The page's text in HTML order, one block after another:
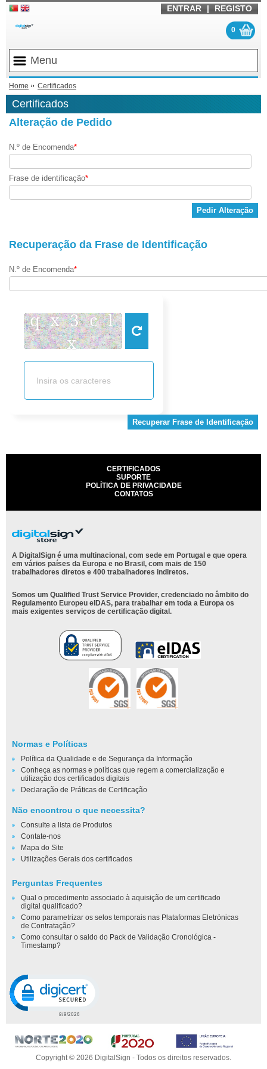
0
ENTRAR | REGISTO
Menu
Home Certificados
Certificados
Alteração de Pedido
N.º de Encomenda*
Frase de identificação*
Pedir Alteração
Recuperação da Frase de Identificação
N.º de Encomenda*
q x 3 c l
x
Recuperar Frase de Identificação
CERTIFICADOS
SUPORTE
POLÍTICA DE PRIVACIDADE
CONTATOS
A DigitalSign é uma multinacional, com sede em Portugal e que opera
em vários países da Europa e no Brasil, com mais de 150
trabalhadores diretos e 400 trabalhadores indiretos.
Somos um Qualified Trust Service Provider, credenciado no âmbito do
Regulamento Europeu eIDAS, para trabalhar em toda a Europa os
mais exigentes serviços de certificação digital.
Normas e Políticas
Política da Qualidade e de Segurança da Informação
Conheça as normas e políticas que regem a comercialização e
utilização dos certificados digitais
Declaração de Práticas de Certificação
Não encontrou o que necessita?
Consulte a lista de Produtos
Contate-nos
Mapa do Site
Utilizações Gerais dos certificados
Perguntas Frequentes
Qual o procedimento associado à aquisição de um certificado
digital qualificado?
Como parametrizar os selos temporais nas Plataformas Eletrónicas
de Contratação?
Como consultar o saldo do Pack de Validação Cronológica -
Timestamp?
Copyright © 2026 DigitalSign - Todos os direitos reservados.